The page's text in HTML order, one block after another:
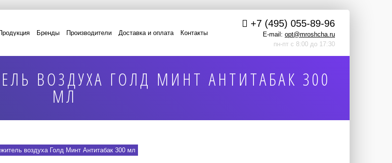
+7 (495) 055-89-96
E-mail: opt@mroshcha.ru
пн-пт с 8:00 до 17:30
Бренды Производители Доставка и оплата Контакты
ВОЗДУХА ГОЛД МИНТ АНТИТАБАК 300
МЛ
воздуха Голд Минт Антитабак 300 мл